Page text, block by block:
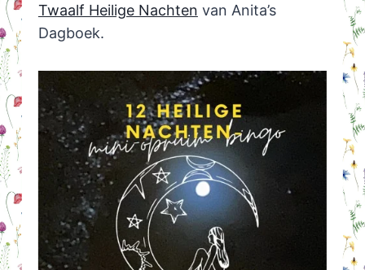
Twaalf Heilige Nachten van Anita’s
Dagboek.